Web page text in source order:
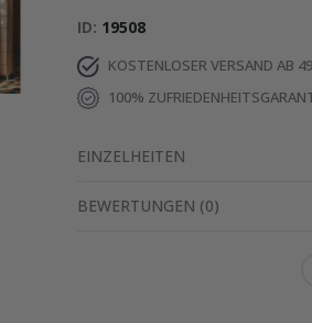
ID 19508
KOSTENLOSER VERSAND AB
100%
EINZELHEITEN
BEWERTUNGEN (0)